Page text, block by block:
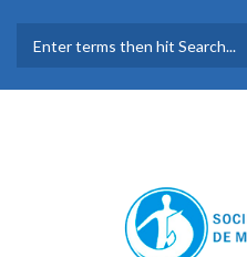
FORMULARIO DE
BÚSQUEDA